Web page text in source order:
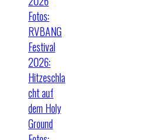
Fotos:
RVBANG
Festival
2026:
Hitzeschla
cht auf
dem Holy
Ground